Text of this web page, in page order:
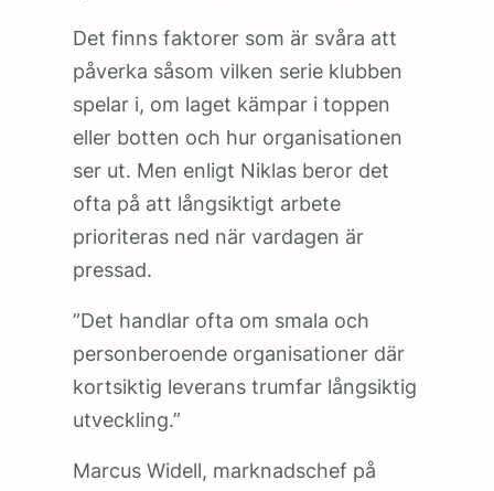
Det finns faktorer som är svåra att
påverka såsom vilken serie klubben
spelar i, om laget kämpar i toppen
eller botten och hur organisationen
ser ut. Men enligt Niklas beror det
ofta på att långsiktigt arbete
prioriteras ned när vardagen är
pressad.
”Det handlar ofta om smala och
personberoende organisationer där
kortsiktig leverans trumfar långsiktig
utveckling.”
Marcus Widell, marknadschef på